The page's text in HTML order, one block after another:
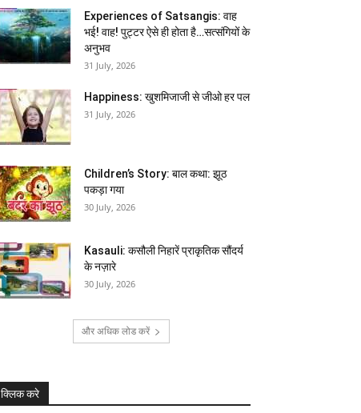
Experiences of Satsangis: वाह
भई! वाह! पुट्टर ऐसे ही होता है…सत्संगियों के
अनुभव
31 July, 2026
Happiness: खुशमिजाजी से जीओ हर पल
31 July, 2026
Children’s Story: बाल कथा: झूठ
पकड़ा गया
30 July, 2026
Kasauli: कसौली निहारें प्राकृतिक सौंदर्य
के नज़ारे
30 July, 2026
और अधिक लोड करें
क्लिक करे